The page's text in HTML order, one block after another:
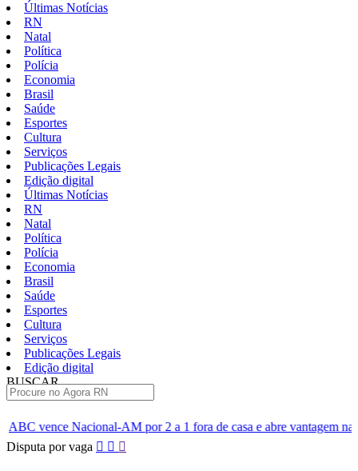
Últimas Notícias
RN
Natal
Política
Polícia
Economia
Brasil
Saúde
Esportes
Cultura
Serviços
Publicações Legais
Edição digital
Últimas Notícias
RN
Natal
Política
Polícia
Economia
Brasil
Saúde
Esportes
Cultura
Serviços
Publicações Legais
Edição digital
BUSCAR
por 2 a 1 fora de casa e abre vantagem nas quartas
Cine
Pular
para
Disputa por vaga